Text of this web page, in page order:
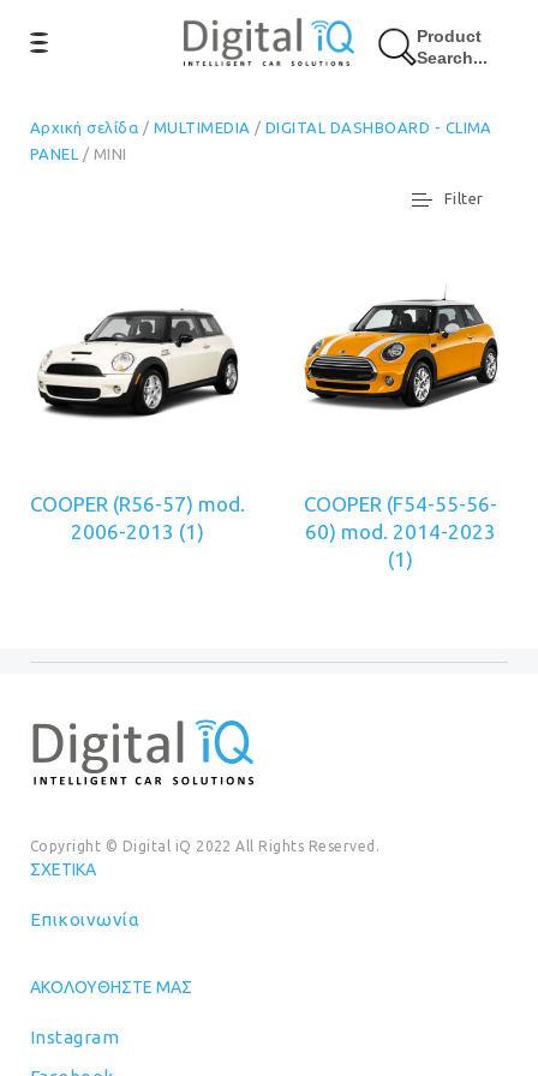
Product
Search...
Αρχική σελίδα / MULTIMEDIA / DIGITAL DASHBOARD - CLIMA
PANEL / MINI
Filter
COOPER (R56-57) mod.
2006-2013 (1)
COOPER (F54-55-56-
60) mod. 2014-2023
(1)
Copyright © Digital iQ 2022 All Rights Reserved.
ΣΧΕΤΙΚΆ
Επικοινωνία
ΑΚΟΛΟΥΘΉΣΤΕ ΜΑΣ
Instagram